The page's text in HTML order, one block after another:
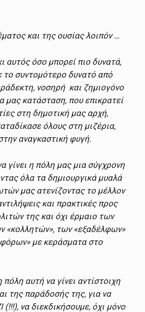
και της ουσίας λοιπόν …
αυτός όσο μπορεί πιο δυνατά,
το συντομότερο δυνατό από
νοσηρή και ζημιογόνο
μας κατάσταση, που επικρατεί
στη δημοτική μας αρχή,
όλους στη μιζέρια,
αναγκαστική φυγή.
γίνει η πόλη μας μια σύγχρονη
όλα τα δημιουργικά μυαλά
μας ατενίζοντας το μέλλον
και πρακτικές προς
της και όχι έρμαιο των
«κολλητών», των «εξαδέλφων»
με κεράσματα στο
αυτή να γίνει αντίστοιχη
της παράδοσής της, για να
να διεκδικήσουμε, όχι μόνο